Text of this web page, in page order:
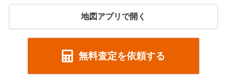
地図アプリで開く
無料査定を依頼する